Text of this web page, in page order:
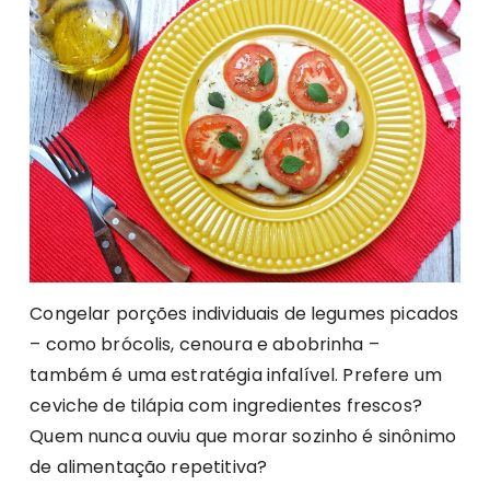
Congelar porções individuais de legumes picados
– como brócolis, cenoura e abobrinha –
também é uma estratégia infalível. Prefere um
ceviche de tilápia com ingredientes frescos?
Quem nunca ouviu que morar sozinho é sinônimo
de alimentação repetitiva?